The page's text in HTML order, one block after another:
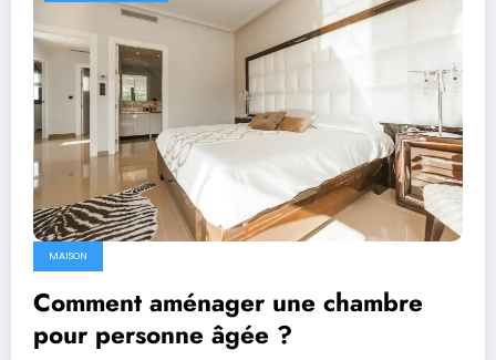
MAISON
Comment aménager une chambre
pour personne âgée ?